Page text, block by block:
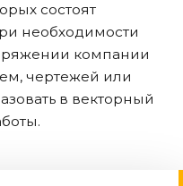
состоят
необходимости
компании
чертежей или
в векторный